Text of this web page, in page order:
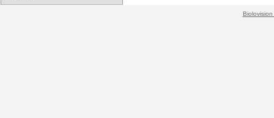
Biolovision